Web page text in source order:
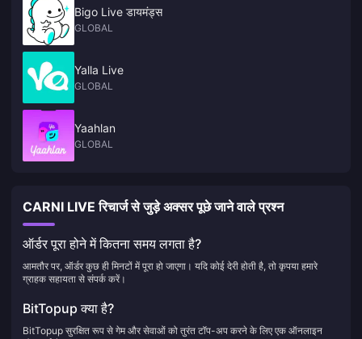
Bigo Live डायमंड्स
GLOBAL
Yalla Live
GLOBAL
Yaahlan
GLOBAL
CARNI LIVE रिचार्ज से जुड़े अक्सर पूछे जाने वाले प्रश्न
ऑर्डर पूरा होने में कितना समय लगता है?
आमतौर पर, ऑर्डर कुछ ही मिनटों में पूरा हो जाएगा। यदि कोई देरी होती है, तो कृपया हमारे
ग्राहक सहायता से संपर्क करें।
BitTopup क्या है?
BitTopup सुरक्षित रूप से गेम और सेवाओं को तुरंत टॉप-अप करने के लिए एक ऑनलाइन